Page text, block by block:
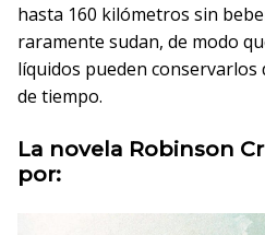
hasta 160 kilómetros sin
raramente sudan, de modo
líquidos pueden
de tiempo.
La novela Robinson
por: